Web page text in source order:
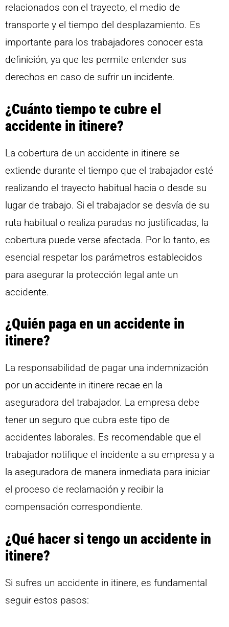
relacionados con el trayecto, el medio de
transporte y el tiempo del desplazamiento. Es
importante para los trabajadores conocer esta
definición, ya que les permite entender sus
derechos en caso de sufrir un incidente.
¿Cuánto tiempo te cubre el
accidente in itinere?
La cobertura de un accidente in itinere se
extiende durante el tiempo que el trabajador esté
realizando el trayecto habitual hacia o desde su
lugar de trabajo. Si el trabajador se desvía de su
ruta habitual o realiza paradas no justificadas, la
cobertura puede verse afectada. Por lo tanto, es
esencial respetar los parámetros establecidos
para asegurar la protección legal ante un
accidente.
¿Quién paga en un accidente in
itinere?
La responsabilidad de pagar una indemnización
por un accidente in itinere recae en la
aseguradora del trabajador. La empresa debe
tener un seguro que cubra este tipo de
accidentes laborales. Es recomendable que el
trabajador notifique el incidente a su empresa y a
la aseguradora de manera inmediata para iniciar
el proceso de reclamación y recibir la
compensación correspondiente.
¿Qué hacer si tengo un accidente in
itinere?
Si sufres un accidente in itinere, es fundamental
seguir estos pasos: